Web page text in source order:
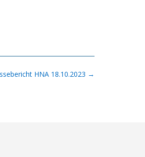
HNA 18.10.2023 →